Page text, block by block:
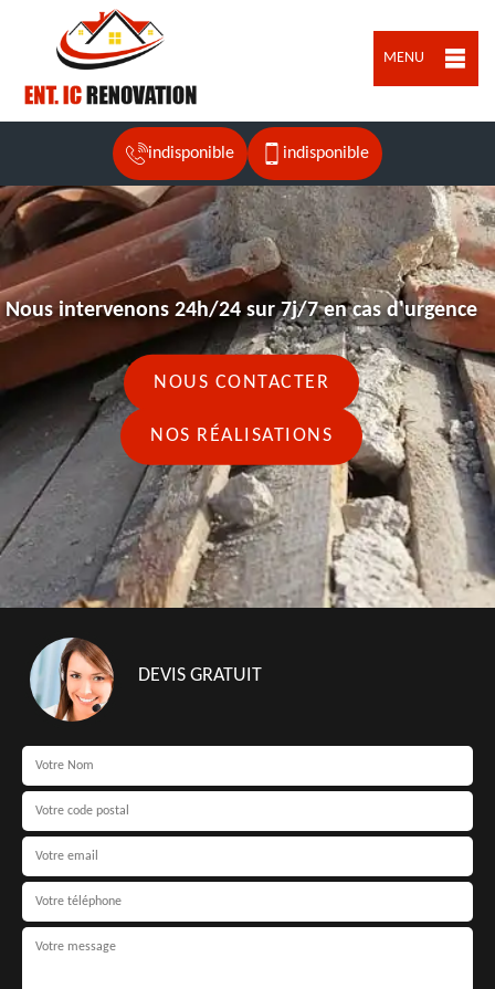
MENU
indisponible indisponible
Nous intervenons 24h/24 sur 7j/7 en cas d'urgence
NOUS CONTACTER
NOS RÉALISATIONS
DEVIS GRATUIT